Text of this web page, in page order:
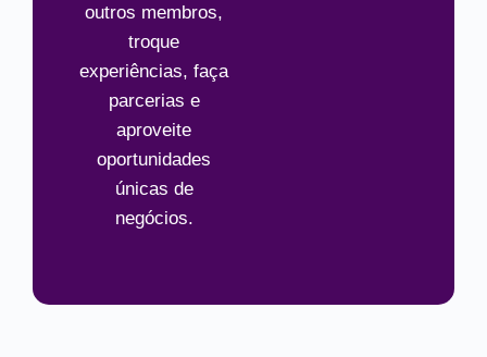
outros membros,
troque
experiências, faça
parcerias e
aproveite
oportunidades
únicas de
negócios.